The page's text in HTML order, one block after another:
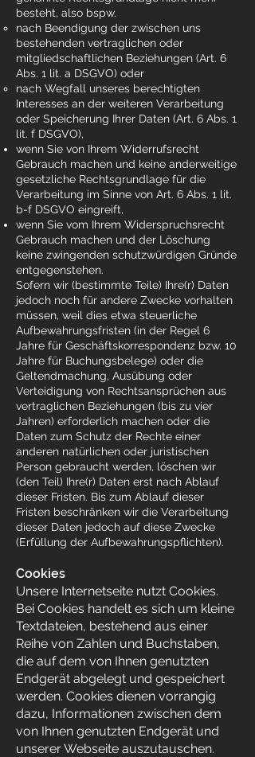
besteht, also bspw.
nach Beendigung der zwischen uns
bestehenden vertraglichen oder
mitgliedschaftlichen Beziehungen (Art. 6
Abs. 1 lit. a DSGVO) oder
nach Wegfall unseres berechtigten
Interesses an der weiteren Verarbeitung
oder Speicherung Ihrer Daten (Art. 6 Abs. 1
lit. f DSGVO),
wenn Sie von Ihrem Widerrufsrecht
Gebrauch machen und keine anderweitige
gesetzliche Rechtsgrundlage für die
Verarbeitung im Sinne von Art. 6 Abs. 1 lit.
b-f DSGVO eingreift,
wenn Sie vom Ihrem Widerspruchsrecht
Gebrauch machen und der Löschung
keine zwingenden schutzwürdigen Gründe
entgegenstehen.
Sofern wir (bestimmte Teile) Ihre(r) Daten
jedoch noch für andere Zwecke vorhalten
müssen, weil dies etwa steuerliche
Aufbewahrungsfristen (in der Regel 6
Jahre für Geschäftskorrespondenz bzw. 10
Jahre für Buchungsbelege) oder die
Geltendmachung, Ausübung oder
Verteidigung von Rechtsansprüchen aus
vertraglichen Beziehungen (bis zu vier
Jahren) erforderlich machen oder die
Daten zum Schutz der Rechte einer
anderen natürlichen oder juristischen
Person gebraucht werden, löschen wir
(den Teil) Ihre(r) Daten erst nach Ablauf
dieser Fristen. Bis zum Ablauf dieser
Fristen beschränken wir die Verarbeitung
dieser Daten jedoch auf diese Zwecke
(Erfüllung der Aufbewahrungspflichten).
Cookies
Unsere Internetseite nutzt Cookies.
Bei Cookies handelt es sich um kleine
Textdateien, bestehend aus einer
Reihe von Zahlen und Buchstaben,
die auf dem von Ihnen genutzten
Endgerät abgelegt und gespeichert
werden. Cookies dienen vorrangig
dazu, Informationen zwischen dem
von Ihnen genutzten Endgerät und
unserer Webseite auszutauschen.